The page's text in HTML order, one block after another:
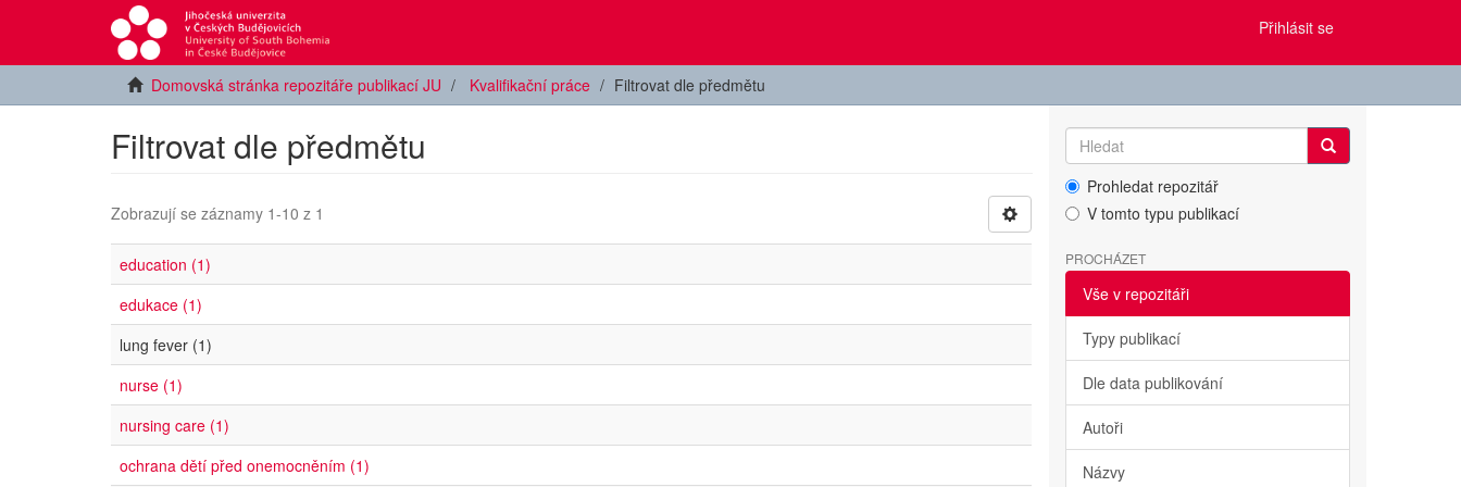
Přihlásit se
Domovská stránka repozitáře publikací JU Kvalifikační práce Filtrovat dle předmětu
Filtrovat dle předmětu
Zobrazují se záznamy 1-10 z 1
education (1)
edukace (1)
lung fever (1)
nurse (1)
nursing care (1)
ochrana dětí před onemocněním (1)
Prohledat repozitář
V tomto typu publikací
PROCHÁZET
Vše v repozitáři
Typy publikací
Dle data publikování
Autoři
Názvy